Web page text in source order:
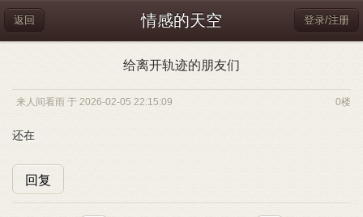
情感的天空
返回 登录/注册
给离开轨迹的朋友们
0楼
来人间看雨 于 2026-02-05 22:15:09
还在
回复